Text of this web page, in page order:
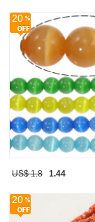
20
US$ 1.8 1.44
20